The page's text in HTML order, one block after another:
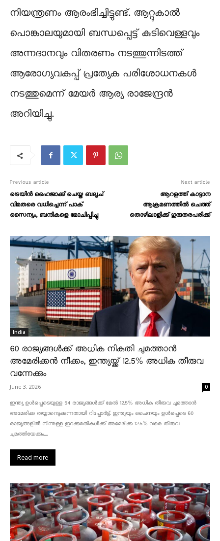
നിയന്ത്രണം ആരംഭിച്ചിട്ടുണ്ട്. ആറ്റുകാൽ
പൊങ്കാലയുമായി ബന്ധപ്പെട്ട് കുടിവെള്ളവും
അന്നദാനവും വിതരണം നടത്തുന്നിടത്ത്
ആരോഗ്യവകുപ്പ് പ്രത്യേക പരിശോധനകൾ
നടത്തുമെന്ന് മേയർ ആര്യ രാജേന്ദ്രൻ
അറിയിച്ചു.
Previous article
ട്രെയിൻ ഹൈജാക്ക് ചെയ്ത ബലൂച്
വിമതരെ വധിച്ചെന്ന് പാക്
സൈന്യം, ബന്ദികളെ മോചിപ്പിച്ചു
Next article
ആറളത്ത് കാട്ടാന
ആക്രമണത്തിൽ ചെത്ത്
തൊഴിലാളിക്ക് ഗുരുതരപരിക്ക്
India
60 രാജ്യങ്ങൾക്ക് അധിക നികുതി ചുമത്താൻ
അമേരിക്കൻ നീക്കം, ഇന്ത്യയ്ക്ക് 12.5% അധിക തീരുവ
വന്നേക്കും
June 3, 2026 0
ഇന്ത്യ ഉൾപ്പെടെയുള്ള 54 രാജ്യങ്ങൾക്ക് മേൽ 12.5% അധിക തീരുവ ചുമത്താൻ
അമേരിക്ക തയ്യാറെടുക്കുന്നതായി റിപ്പോർട്ട്. ഇന്ത്യയും ചൈനയും ഉൾപ്പെടെ 60
രാജ്യങ്ങളിൽ നിന്നുള്ള ഇറക്കുമതികൾക്ക് അമേരിക്ക 12.5% ​​വരെ തീരുവ
ചുമത്തിയേക്കും....
Read more